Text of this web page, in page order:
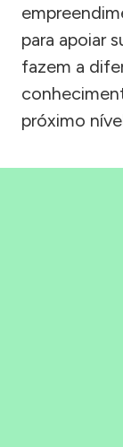
para apoiar
fazem a
próximo